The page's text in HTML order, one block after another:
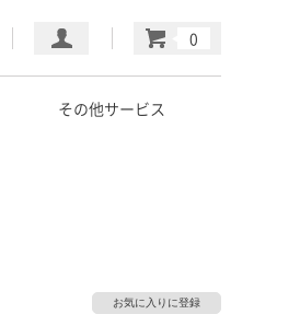
その他サービス
お気に入りに登録